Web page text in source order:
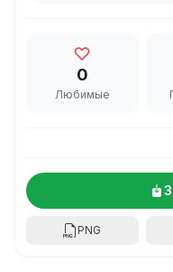
0
Любимые
PNG